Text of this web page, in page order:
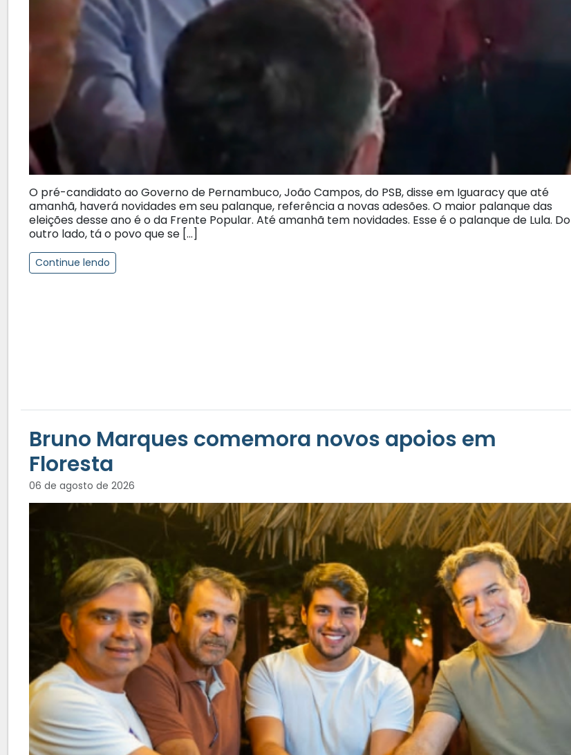
O pré-candidato ao Governo de Pernambuco, João Campos, do PSB, disse em Iguaracy que até
amanhã, haverá novidades em seu palanque, referência a novas adesões. O maior palanque das
eleições desse ano é o da Frente Popular. Até amanhã tem novidades. Esse é o palanque de Lula. Do
outro lado, tá o povo que se […]
Continue lendo
Bruno Marques comemora novos apoios em
Floresta
06 de agosto de 2026